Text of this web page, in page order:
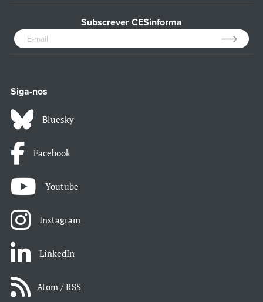
Subscrever CESinforma
Siga-nos
Bluesky
Facebook
Youtube
Instagram
LinkedIn
Atom / RSS